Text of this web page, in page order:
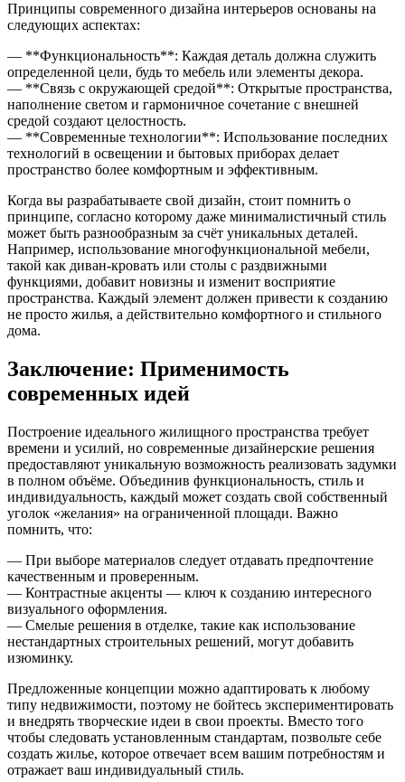
Принципы современного дизайна интерьеров основаны на
следующих аспектах:
— **Функциональность**: Каждая деталь должна служить
определенной цели, будь то мебель или элементы декора.
— **Связь с окружающей средой**: Открытые пространства,
наполнение светом и гармоничное сочетание с внешней
средой создают целостность.
— **Современные технологии**: Использование последних
технологий в освещении и бытовых приборах делает
пространство более комфортным и эффективным.
Когда вы разрабатываете свой дизайн, стоит помнить о
принципе, согласно которому даже минималистичный стиль
может быть разнообразным за счёт уникальных деталей.
Например, использование многофункциональной мебели,
такой как диван-кровать или столы с раздвижными
функциями, добавит новизны и изменит восприятие
пространства. Каждый элемент должен привести к созданию
не просто жилья, а действительно комфортного и стильного
дома.
Заключение: Применимость
современных идей
Построение идеального жилищного пространства требует
времени и усилий, но современные дизайнерские решения
предоставляют уникальную возможность реализовать задумки
в полном объёме. Объединив функциональность, стиль и
индивидуальность, каждый может создать свой собственный
уголок «желания» на ограниченной площади. Важно
помнить, что:
— При выборе материалов следует отдавать предпочтение
качественным и проверенным.
— Контрастные акценты — ключ к созданию интересного
визуального оформления.
— Смелые решения в отделке, такие как использование
нестандартных строительных решений, могут добавить
изюминку.
Предложенные концепции можно адаптировать к любому
типу недвижимости, поэтому не бойтесь экспериментировать
и внедрять творческие идеи в свои проекты. Вместо того
чтобы следовать установленным стандартам, позвольте себе
создать жилье, которое отвечает всем вашим потребностям и
отражает ваш индивидуальный стиль.